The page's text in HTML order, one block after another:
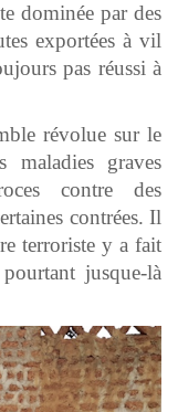
dominée par des
exportées à vil
pas réussi à
révolue sur le
maladies graves
contre des
contrées. Il
terroriste y a fait
jusque-là